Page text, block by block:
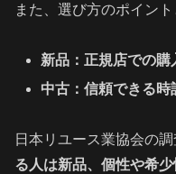
また、選び方のポイン
新品：正規店での購
中古：信頼できる
日本リユース業協会の調
る人は新品、個性や希